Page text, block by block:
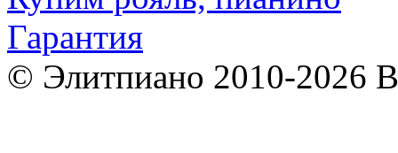
Гарантия
© Элитпиано 2010-2026